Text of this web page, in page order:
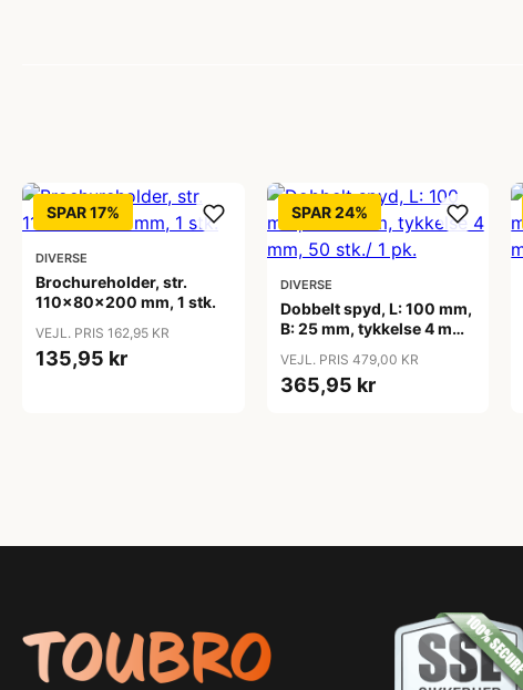
SPAR 17%
DIVERSE
Brochureholder, str.
110x80x200 mm, 1 stk.
VEJL. PRIS 162,95 KR
135,95 kr
SPAR 24%
DIVERSE
Dobbelt spyd, L: 100 mm,
B: 25 mm, tykkelse 4 mm,
VEJL. PRIS 479,00 KR
365,95 kr